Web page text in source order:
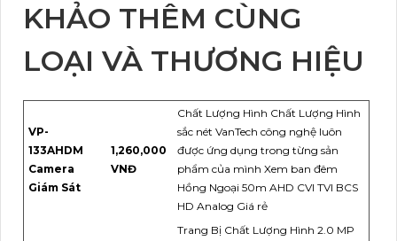
KHẢO THÊM CÙNG
LOẠI VÀ THƯƠNG HIỆU
VP-
133AHDM
Camera
Giám Sát
1,260,000
VNĐ
Chất Lượng Hình Chất Lượng Hình
sắc nét VanTech công nghệ luôn
được ứng dụng trong từng sản
phẩm của mình Xem ban đêm
Hồng Ngoại 50m AHD CVI TVI BCS
HD Analog Giá rẻ
Trang Bị Chất Lượng Hình 2.0 MP